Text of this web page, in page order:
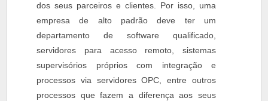
dos seus parceiros e clientes. Por isso, uma
empresa de alto padrão deve ter um
departamento de software qualificado,
servidores para acesso remoto, sistemas
supervisórios próprios com integração e
processos via servidores OPC, entre outros
processos que fazem a diferença aos seus